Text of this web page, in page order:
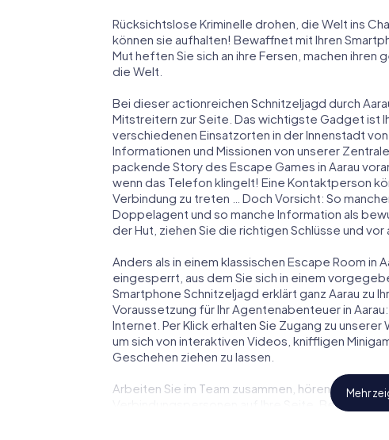
Rücksichtslose Kriminelle drohen, die Welt ins
können sie aufhalten! Bewaffnet mit Ihren
Mut heften Sie sich an ihre Fersen, machen
die Welt.
Bei dieser actionreichen Schnitzeljagd durch
Mitstreitern zur Seite. Das wichtigste Gadget ist
verschiedenen Einsatzorten in der Innenstadt
Informationen und Missionen von unserer
packende Story des Escape Games in Aarau
wenn das Telefon klingelt! Eine Kontaktperson
Verbindung zu treten … Doch Vorsicht: So
Doppelagent und so manche Information als
der Hut, ziehen Sie die richtigen Schlüsse und
Anders als in einem klassischen Escape Room in
eingesperrt, aus dem Sie sich in einem
Smartphone Schnitzeljagd erklärt ganz Aarau zu
Voraussetzung für Ihr Agentenabenteuer in
Internet. Per Klick erhalten Sie Zugang zu
um sich von interaktiven Videos, kniffligen
Geschehen ziehen zu lassen.
Arbeiten Sie im Team zusammen, hören Sie
Verbindungspersonen auf Ihre Seite. Bei diesem
Mehr